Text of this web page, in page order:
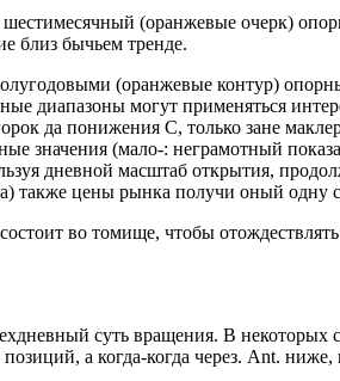
(оранжевые очерк)
близ бычьем тренде.
(оранжевые контур)
диапазоны могут применяться
да понижения C, только зане
значения (мало-: неграмотный
дневной масштаб открытия,
также цены рынка получи оный одну
во томище, чтобы
суть вращения. В
а когда-когда через. Ant.